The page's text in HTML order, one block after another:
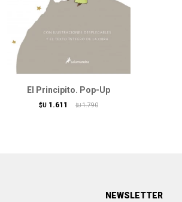
El Principito. Pop-Up
$U 1.611 $U 1.790
NEWSLETTER